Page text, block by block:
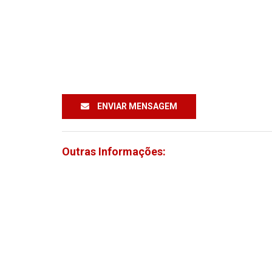
ENVIAR MENSAGEM
Outras Informações: